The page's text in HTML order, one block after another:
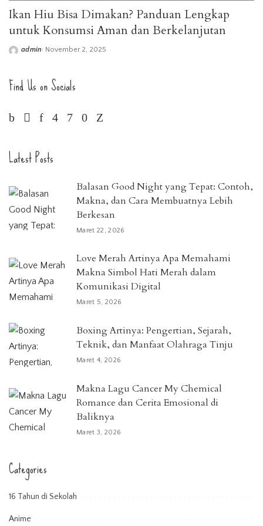
Ikan Hiu Bisa Dimakan? Panduan Lengkap
untuk Konsumsi Aman dan Berkelanjutan
Posted
admin November 2, 2025
Find Us on Socials
Latest Posts
Balasan Good Night yang Tepat: Contoh,
Makna, dan Cara Membuatnya Lebih
Berkesan
Maret 22, 2026
Love Merah Artinya Apa Memahami
Makna Simbol Hati Merah dalam
Komunikasi Digital
Maret 5, 2026
Boxing Artinya: Pengertian, Sejarah,
Teknik, dan Manfaat Olahraga Tinju
Maret 4, 2026
Makna Lagu Cancer My Chemical
Romance dan Cerita Emosional di
Baliknya
Maret 3, 2026
Categories
16 Tahun di Sekolah
Anime